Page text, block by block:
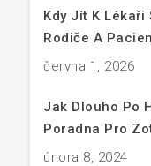
Kdy Jít K Lékaři
Rodiče A
června 1, 2026
Jak Dlouho Po
Poradna Pro
února 8, 2024